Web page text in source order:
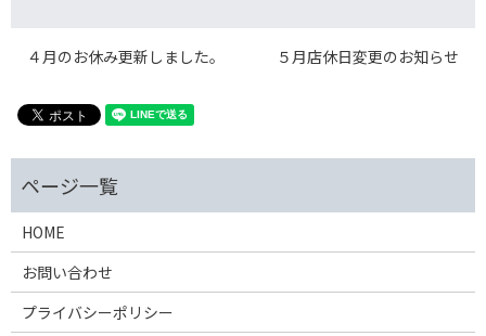
４月のお休み更新しました。 ５月店休日変更のお知らせ
HOME
お問い合わせ
プライバシーポリシー